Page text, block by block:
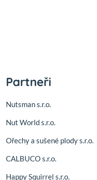
Partneři
Nutsman s.r.o.
Nut World s.r.o.
Ořechy a sušené plody s.r.o.
CALBUCO s.r.o.
Happy Squirrel s.r.o.